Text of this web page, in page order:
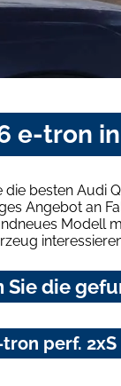
e-tron
die besten Audi
Angebot an
Modell
Sie die
perf. 2xS